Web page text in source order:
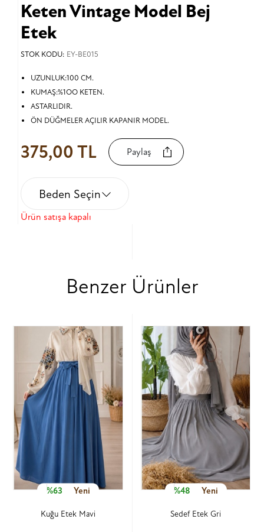
Keten Vintage Model Bej
Etek
STOK KODU: EY-BE015
UZUNLUK:100 CM.
KUMAŞ:%1OO KETEN.
ASTARLIDIR.
ÖN DÜĞMELER AÇILIR KAPANIR MODEL.
375,00 TL Paylaş
Beden Seçin
Ürün satışa kapalı
Benzer Ürünler
%63 Yeni
Kuğu Etek Mavi
%48 Yeni
Sedef Etek Gri